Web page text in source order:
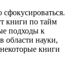
книги по тайм
подходы к
области науки,
книги